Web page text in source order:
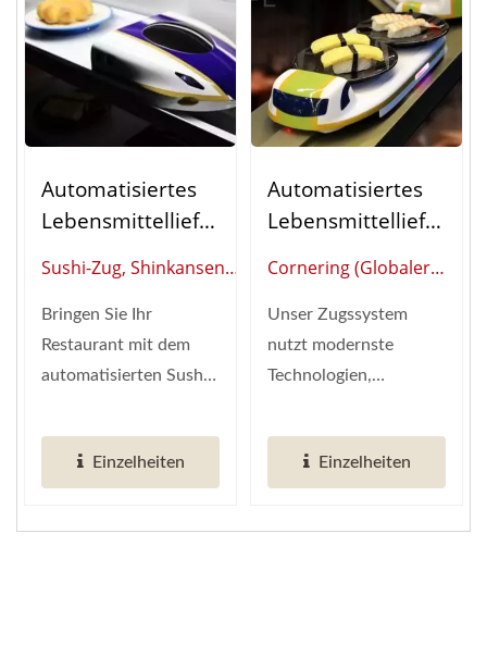
Automatisiertes
Lebensmittelliefer
Shinkansen
(Sushi-Zug)
Sushi-Zug, Shinkansen
Intelligenter
Restaurantautomatisierung)
Bringen Sie Ihr
Restaurant mit dem
automatisierten Sushi-
Chiang in die nächste...
Einzelheiten
Automatisiertes
Lebensmittelliefer
Cornering
Cornering (Globaler
Unser Zugssystem
nutzt modernste
Technologien,
Infrarot. Drahtloses
Laden...Einzelheiten